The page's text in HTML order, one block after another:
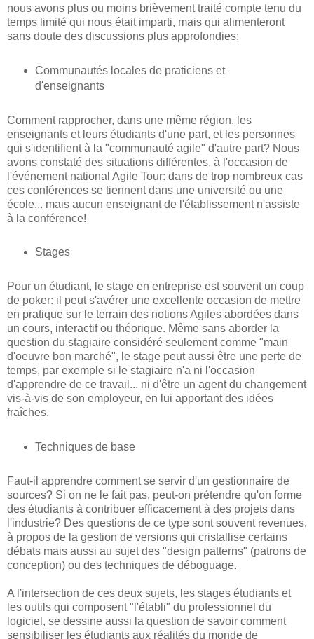
nous avons plus ou moins brièvement traité compte tenu du
temps limité qui nous était imparti, mais qui alimenteront
sans doute des discussions plus approfondies:
Communautés locales de praticiens et
d'enseignants
Comment rapprocher, dans une même région, les
enseignants et leurs étudiants d'une part, et les personnes
qui s'identifient à la "communauté agile" d'autre part? Nous
avons constaté des situations différentes, à l'occasion de
l'événement national Agile Tour: dans de trop nombreux cas
ces conférences se tiennent dans une université ou une
école... mais aucun enseignant de l'établissement n'assiste
à la conférence!
Stages
Pour un étudiant, le stage en entreprise est souvent un coup
de poker: il peut s'avérer une excellente occasion de mettre
en pratique sur le terrain des notions Agiles abordées dans
un cours, interactif ou théorique. Même sans aborder la
question du stagiaire considéré seulement comme "main
d'oeuvre bon marché", le stage peut aussi être une perte de
temps, par exemple si le stagiaire n'a ni l'occasion
d'apprendre de ce travail... ni d'être un agent du changement
vis-à-vis de son employeur, en lui apportant des idées
fraîches.
Techniques de base
Faut-il apprendre comment se servir d'un gestionnaire de
sources? Si on ne le fait pas, peut-on prétendre qu'on forme
des étudiants à contribuer efficacement à des projets dans
l'industrie? Des questions de ce type sont souvent revenues,
à propos de la gestion de versions qui cristallise certains
débats mais aussi au sujet des "design patterns" (patrons de
conception) ou des techniques de déboguage.
A l'intersection de ces deux sujets, les stages étudiants et
les outils qui composent "l'établi" du professionnel du
logiciel, se dessine aussi la question de savoir comment
sensibiliser les étudiants aux réalités du monde de